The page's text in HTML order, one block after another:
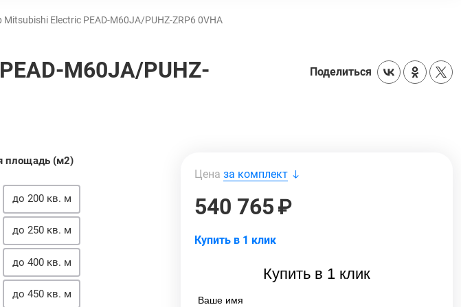
Electric PEAD-M60JA/PUHZ-ZRP6 0VHA
M60JA/PUHZ-
Поделиться
Цена за комплект
540 765
Купить в 1 клик
Купить в 1 клик
Ваше имя
площадь (м2)
до 200 кв. м
до 250 кв. м
до 400 кв. м
до 450 кв. м